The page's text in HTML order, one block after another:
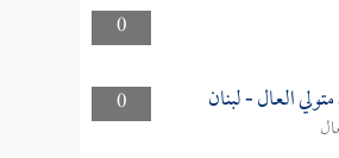
0
0
العال - لبنان